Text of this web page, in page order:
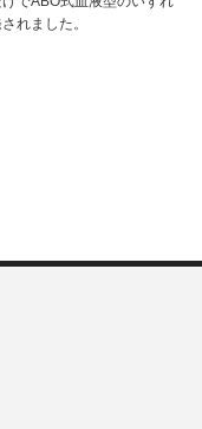
れました。